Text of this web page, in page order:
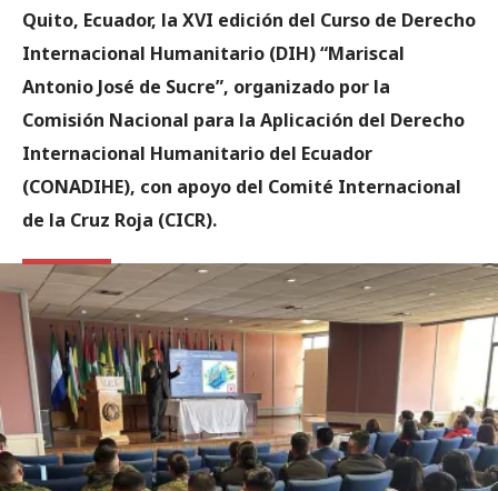
Quito, Ecuador, la XVI edición del Curso de Derecho
Internacional Humanitario (DIH) “Mariscal
Antonio José de Sucre”, organizado por la
Comisión Nacional para la Aplicación del Derecho
Internacional Humanitario del Ecuador
(CONADIHE), con apoyo del Comité Internacional
de la Cruz Roja (CICR).